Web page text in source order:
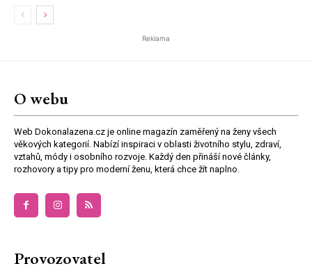
Reklama
O webu
Web Dokonalazena.cz je online magazín zaměřený na ženy všech
věkových kategorií. Nabízí inspiraci v oblasti životního stylu, zdraví,
vztahů, módy i osobního rozvoje. Každý den přináší nové články,
rozhovory a tipy pro moderní ženu, která chce žít naplno.
Provozovatel